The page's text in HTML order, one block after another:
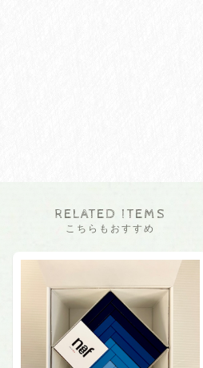
RELATED ITEMS
こちらもおすすめ